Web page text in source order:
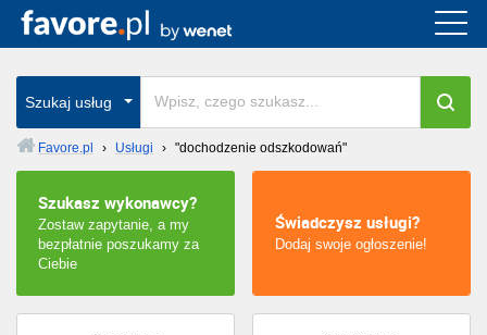
Szukaj usług
Favore.pl › Usługi › "dochodzenie odszkodowań"
Szukasz wykonawcy?
Zostaw zapytanie, a my
bezpłatnie poszukamy za
Ciebie
Świadczysz usługi?
Dodaj swoje ogłoszenie!
Cała Polska
wszystkie w całym kraju
Warszawa
Wrocław